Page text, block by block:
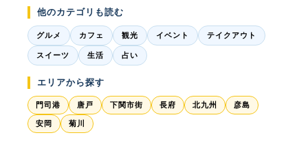
他のカテゴリも読む
グルメ カフェ 観光 イベント テイクアウト
スイーツ 生活 占い
エリアから探す
門司港 唐戸 下関市街 長府 北九州 彦島
安岡 菊川